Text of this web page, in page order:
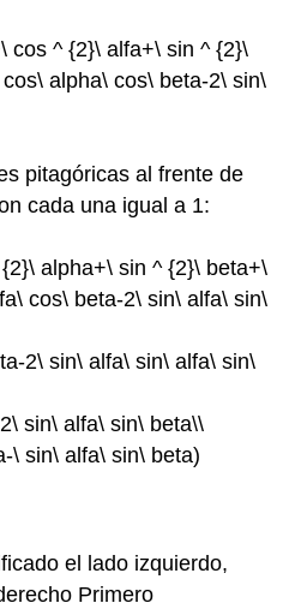
cos ^ {2}\ alfa+\ sin ^ {2}\
alpha\ cos\ beta-2\ sin\
pitagóricas al frente de
cada una igual a 1:
alpha+\ sin ^ {2}\ beta+\
cos\ beta-2\ sin\ alfa\ sin\
2\ sin\ alfa\ sin\ alfa\ sin\
sin\ alfa\ sin\ beta\\
\ sin\ alfa\ sin\ beta)
el lado izquierdo,
Primero